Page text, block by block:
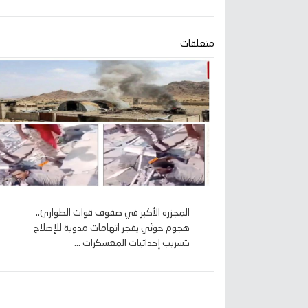
متعلقات
المجزرة الأكبر في صفوف قوات الطوارئ..
هجوم حوثي يفجر اتهامات مدوية للإصلاح
بتسريب إحداثيات المعسكرات ...